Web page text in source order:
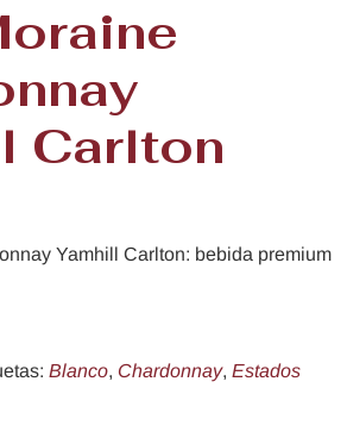
Carlton
Yamhill Carlton: bebida premium
Blanco, Chardonnay, Estados